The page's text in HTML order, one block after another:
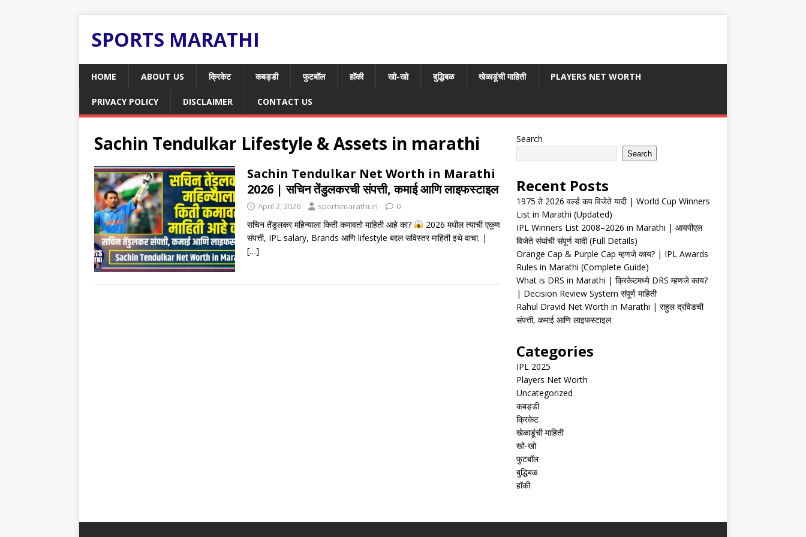
SPORTS MARATHI
HOME ABOUT US क्रिकेट कबड्डी फुटबॉल हॉकी खो-खो बुद्धिबळ खेळाडूंची माहिती PLAYERS NET WORTH
PRIVACY POLICY DISCLAIMER CONTACT US
Sachin Tendulkar Lifestyle & Assets in marathi
Sachin Tendulkar Net Worth in Marathi
2026 | सचिन तेंडुलकरची संपत्ती, कमाई आणि लाइफस्टाइल
April 2, 2026 sportsmarathi.in 0
सचिन तेंडुलकर महिन्याला किती कमावतो माहिती आहे का?
2026 मधील त्याची एकूण
संपत्ती, IPL salary, Brands आणि lifestyle बद्दल सविस्तर माहिती इथे वाचा. |
[…]
Search
Search
Recent Posts
1975 ते 2026 वर्ल्ड कप विजेते यादी | World Cup Winners
List in Marathi (Updated)
IPL Winners List 2008–2026 in Marathi | आयपीएल
विजेते संघांची संपूर्ण यादी (Full Details)
Orange Cap & Purple Cap म्हणजे काय? | IPL Awards
Rules in Marathi (Complete Guide)
What is DRS in Marathi | क्रिकेटमध्ये DRS म्हणजे काय?
| Decision Review System संपूर्ण माहिती
Rahul Dravid Net Worth in Marathi | राहुल द्रविडची
संपत्ती, कमाई आणि लाइफस्टाइल
Categories
IPL 2025
Players Net Worth
Uncategorized
कबड्डी
क्रिकेट
खेळाडूंची माहिती
खो-खो
फुटबॉल
बुद्धिबळ
हॉकी